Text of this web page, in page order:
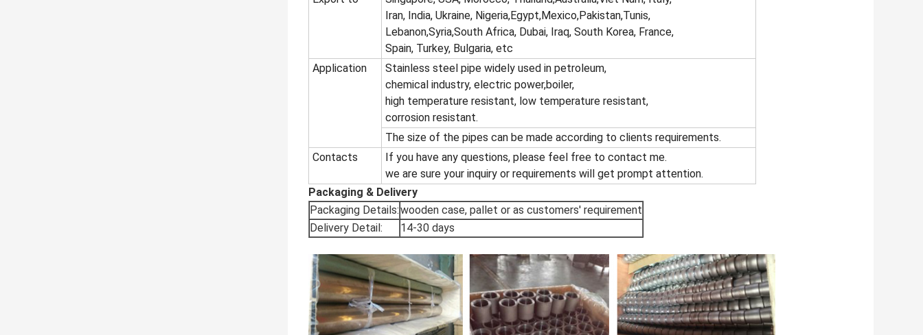
Iran, India, Ukraine, Nigeria,Egypt,Mexico,Pakistan,Tunis,
Lebanon,Syria,South Africa, Dubai, Iraq, South Korea, France,
Spain, Turkey, Bulgaria, etc
Application
Stainless steel pipe widely used in petroleum,
chemical industry, electric power,boiler,
high temperature resistant, low temperature resistant,
corrosion resistant.
The size of the pipes can be made according to clients requirements.
Contacts
If you have any questions, please feel free to contact me.
we are sure your inquiry or requirements will get prompt attention.
Packaging & Delivery
Packaging Details:wooden case, pallet or as customers' requirement
Delivery Detail:
14-30 days